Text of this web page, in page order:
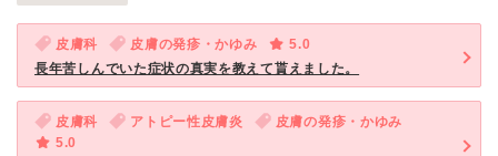
皮膚科 皮膚の発疹・かゆみ
5.0
長年苦しんでいた症状の真実を教えて貰えました。
皮膚科 アトピー性皮膚炎
皮膚の発疹・かゆみ
5.0